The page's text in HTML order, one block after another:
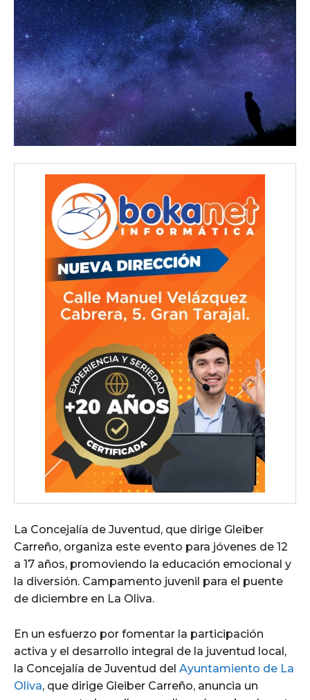
La Concejalía de Juventud, que dirige Gleiber
Carreño, organiza este evento para jóvenes de 12
a 17 años, promoviendo la educación emocional y
la diversión. Campamento juvenil para el puente
de diciembre en La Oliva.
En un esfuerzo por fomentar la participación
activa y el desarrollo integral de la juventud local,
la Concejalía de Juventud del Ayuntamiento de La
Oliva, que dirige Gleiber Carreño, anuncia un